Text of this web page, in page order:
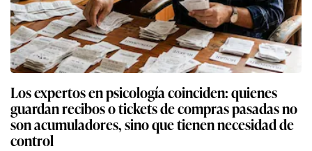
Los expertos en psicología coinciden: quienes
guardan recibos o tickets de compras pasadas no
son acumuladores, sino que tienen necesidad de
control